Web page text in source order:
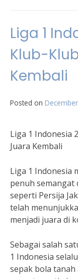
Liga 1
Klub-
Kembali
Posted on
Liga 1 Indonesia
Juara Kembali
Liga 1 Indonesia
penuh semangat
seperti Persija
telah
menjadi juara di
Sebagai salah
1 Indonesia
sepak bola